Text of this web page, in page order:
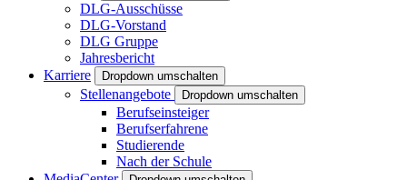
DLG-Ausschüsse
DLG-Vorstand
DLG Gruppe
Jahresbericht
Karriere
Dropdown umschalten
Stellenangebote Dropdown umschalten
Berufseinsteiger
Berufserfahrene
Studierende
Nach der Schule